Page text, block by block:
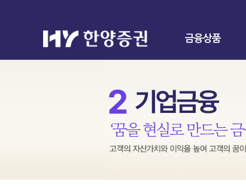
금융상품